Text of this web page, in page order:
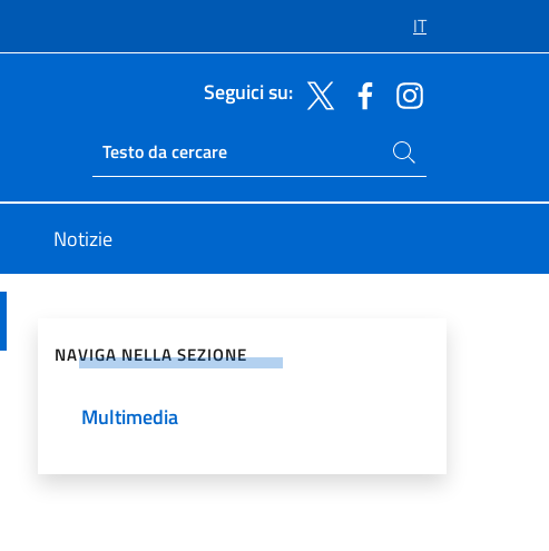
IT
Seguici su:
Ricerca sito live
Cerca nel sito
Notizie
NAVIGA NELLA SEZIONE
Multimedia